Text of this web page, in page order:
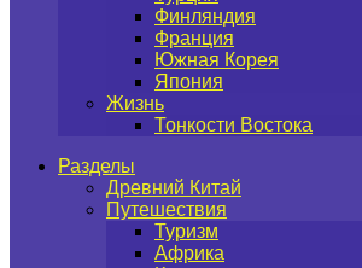
Финляндия
Франция
Южная Корея
Япония
Жизнь
Тонкости Востока
Разделы
Древний Китай
Путешествия
Туризм
Африка